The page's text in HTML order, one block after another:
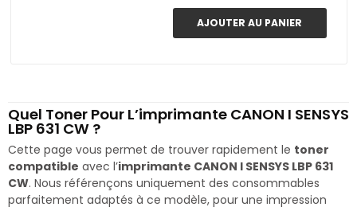
AJOUTER AU PANIER
Quel Toner Pour L’imprimante CANON I SENSYS
LBP 631 CW ?
Cette page vous permet de trouver rapidement le toner
compatible avec l’imprimante CANON I SENSYS LBP 631
CW. Nous référençons uniquement des consommables
parfaitement adaptés à ce modèle, pour une impression